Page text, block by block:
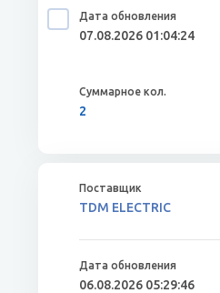
07.08.2026 01:04:24
2
TDM ELECTRIC
06.08.2026 05:29:46